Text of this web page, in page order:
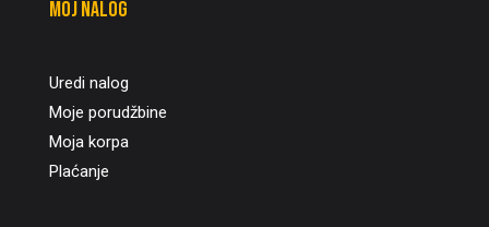
Moj nalog
Uredi nalog
Moje porudžbine
Moja korpa
Plaćanje